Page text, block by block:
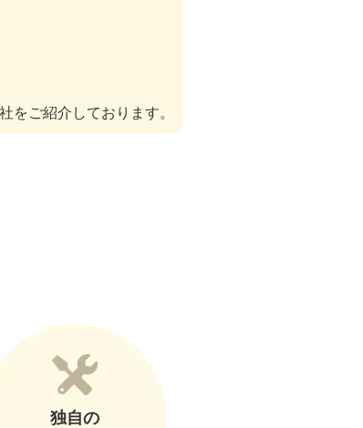
をご紹介しております。
独自の